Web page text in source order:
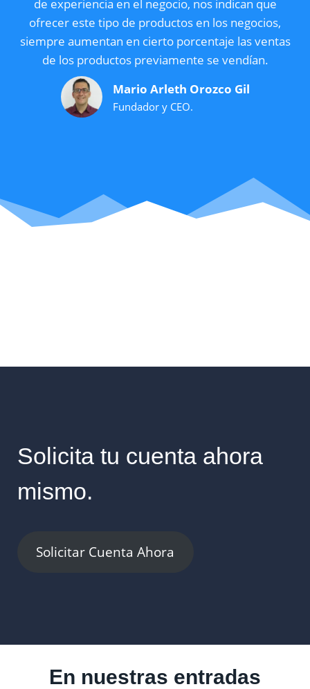
de experiencia en el negocio, nos indican que
ofrecer este tipo de productos en los negocios,
siempre aumentan en cierto porcentaje las ventas
de los productos previamente se vendían.
Mario Arleth Orozco Gil
Fundador y CEO.
Solicita tu cuenta ahora
mismo.
Solicitar Cuenta Ahora
En nuestras entradas